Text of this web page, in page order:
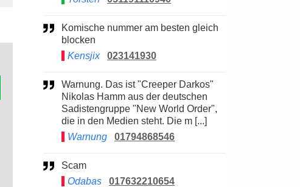
Komische nummer am besten gleich
blocken
Kensjix
023141930
Warnung. Das ist "Creeper Darkos"
Nikolas Hamm aus der deutschen
Sadistengruppe "New World Order",
die in den Medien steht. Die m [...]
Warnung
01794868546
Scam
Odabas
017632210654